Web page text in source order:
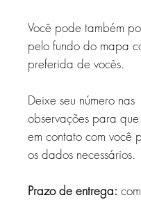
Você pode também
pelo fundo do mapa
preferida de vocês.
Deixe seu número nas
observações para
em contato com você
os dados necessários.
Prazo de entrega: